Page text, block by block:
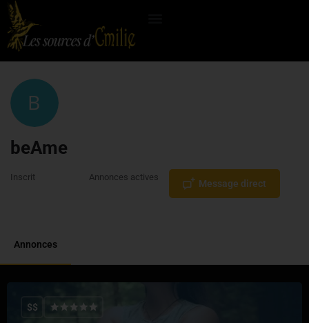
beAme
Inscrit Annonces actives
Message direct
Annonces
$$